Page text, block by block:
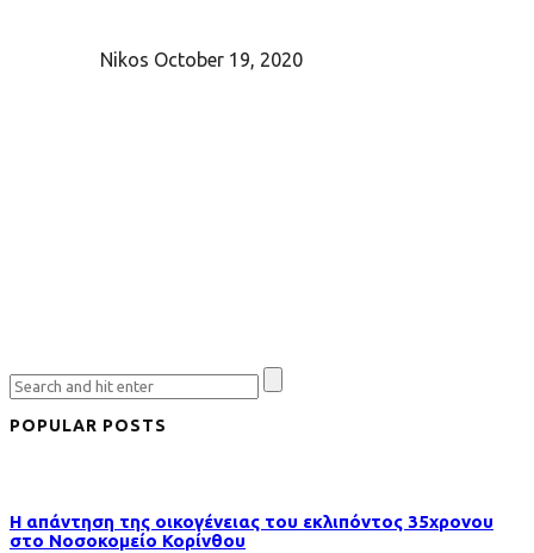
Nikos October 19, 2020
POPULAR POSTS
Η απάντηση της οικογένειας του εκλιπόντος 35χρονου
στo Νοσοκομείο Κορίνθου